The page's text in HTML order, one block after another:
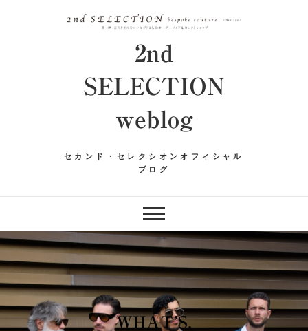
2nd
SELECTION
weblog
セカンド・セレクシオンオフィシャル
ブログ
WHAT’S.